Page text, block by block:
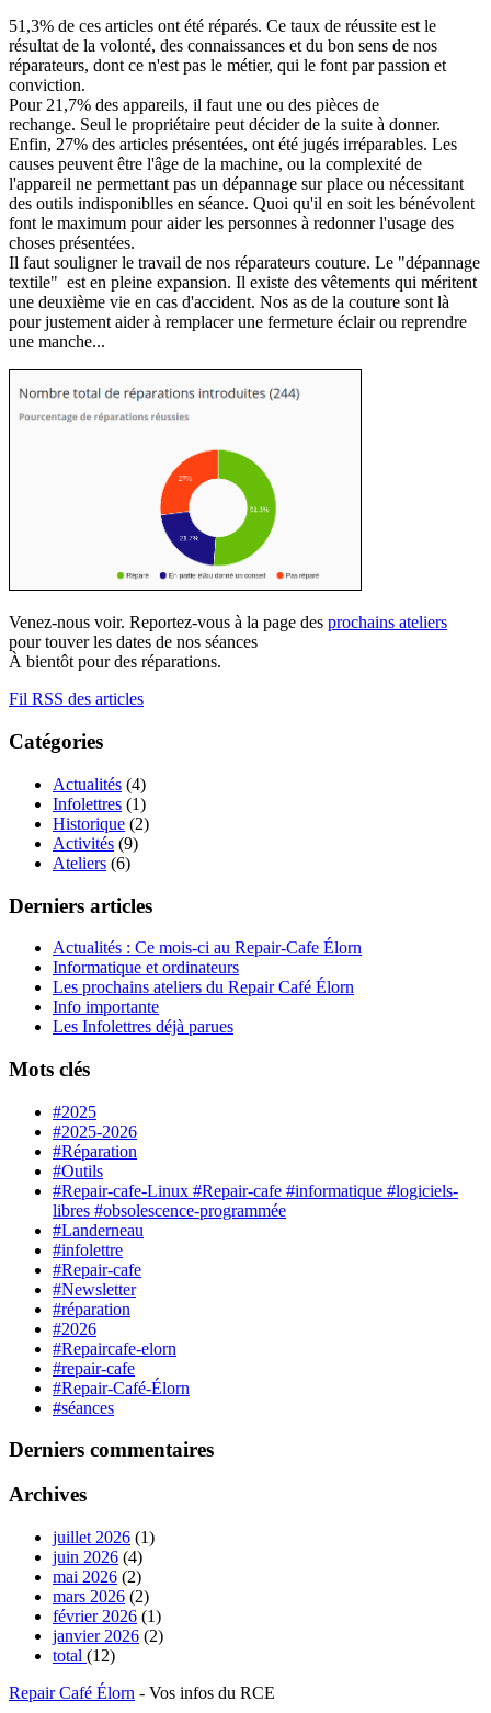
51,3% de ces articles ont été réparés. Ce taux de réussite est le
résultat de la volonté, des connaissances et du bon sens de nos
réparateurs, dont ce n'est pas le métier, qui le font par passion et
conviction.
Pour 21,7% des appareils, il faut une ou des pièces de
rechange. Seul le propriétaire peut décider de la suite à donner.
Enfin, 27% des articles présentées, ont été jugés irréparables. Les
causes peuvent être l'âge de la machine, ou la complexité de
l'appareil ne permettant pas un dépannage sur place ou nécessitant
des outils indisponiblles en séance. Quoi qu'il en soit les bénévolent
font le maximum pour aider les personnes à redonner l'usage des
choses présentées.
Il faut souligner le travail de nos réparateurs couture. Le "dépannage
textile" est en pleine expansion. Il existe des vêtements qui méritent
une deuxième vie en cas d'accident. Nos as de la couture sont là
pour justement aider à remplacer une fermeture éclair ou reprendre
une manche...
Venez-nous voir. Reportez-vous à la page des prochains ateliers
pour touver les dates de nos séances
À bientôt pour des réparations.
Fil RSS des articles
Catégories
Actualités (4)
Infolettres (1)
Historique (2)
Activités (9)
Ateliers (6)
Derniers articles
Actualités : Ce mois-ci au Repair-Cafe Élorn
Informatique et ordinateurs
Les prochains ateliers du Repair Café Élorn
Info importante
Les Infolettres déjà parues
Mots clés
#2025
#2025-2026
#Réparation
#Outils
#Repair-cafe-Linux #Repair-cafe #informatique #logiciels-
libres #obsolescence-programmée
#Landerneau
#infolettre
#Repair-cafe
#Newsletter
#réparation
#2026
#Repaircafe-elorn
#repair-cafe
#Repair-Café-Élorn
#séances
Derniers commentaires
Archives
juillet 2026 (1)
juin 2026 (4)
mai 2026 (2)
mars 2026 (2)
février 2026 (1)
janvier 2026 (2)
total (12)
Repair Café Élorn - Vos infos du RCE